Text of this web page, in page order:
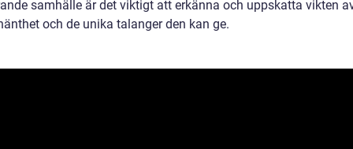
samhälle är det viktigt att erkänna och uppskatta vikten
och de unika talanger den kan ge.